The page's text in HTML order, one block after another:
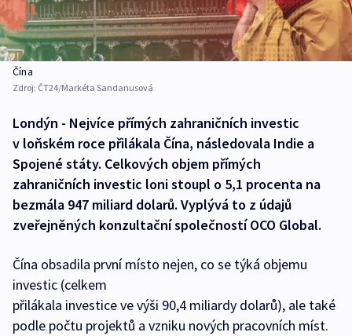
Čína
Zdroj: ČT24/Markéta Sandanusová
Londýn - Nejvíce přímých zahraničních investic
v loňském roce přilákala Čína, následovala Indie a
Spojené státy. Celkových objem přímých
zahraničních investic loni stoupl o 5,1 procenta na
bezmála 947 miliard dolarů. Vyplývá to z údajů
zveřejněných konzultační společností OCO Global.
Čína obsadila první místo nejen, co se týká objemu
investic (celkem
přilákala investice ve výši 90,4 miliardy dolarů), ale také
podle počtu projektů a vzniku nových pracovních míst.